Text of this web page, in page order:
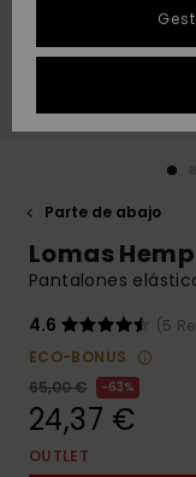
Parte de abajo
Lomas Hemp
Pantalones
4.6
(5
ECO-BONUS
65,00 €
63%
24,37 €
OUTLET